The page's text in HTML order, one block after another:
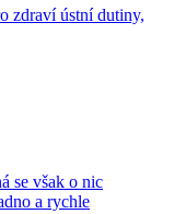
zdraví ústní dutiny,
se však o nic
a rychle